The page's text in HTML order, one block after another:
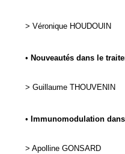
> Véronique HOUDOUIN
• Nouveautés dans le
> Guillaume THOUVENIN
• Immunomodulation
> Apolline GONSARD